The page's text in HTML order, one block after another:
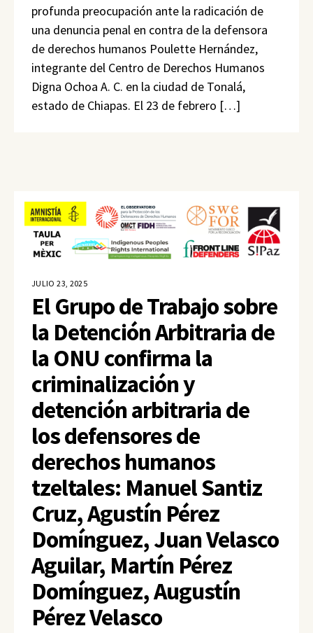
profunda preocupación ante la radicación de
una denuncia penal en contra de la defensora
de derechos humanos Poulette Hernández,
integrante del Centro de Derechos Humanos
Digna Ochoa A. C. en la ciudad de Tonalá,
estado de Chiapas. El 23 de febrero […]
JULIO 23, 2025
El Grupo de Trabajo sobre
la Detención Arbitraria de
la ONU confirma la
criminalización y
detención arbitraria de
los defensores de
derechos humanos
tzeltales: Manuel Santiz
Cruz, Agustín Pérez
Domínguez, Juan Velasco
Aguilar, Martín Pérez
Domínguez, Augustín
Pérez Velasco